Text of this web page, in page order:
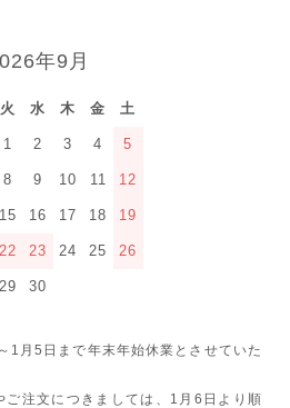
年9月
火 水 木 金 土
1 2 3 4 5
8 9 10 11 12
15 16 17 18 19
22 23 24 25 26
29 30
1月5日まで年末年始休業とさせていた
ご注文につきましては、1月6日より順